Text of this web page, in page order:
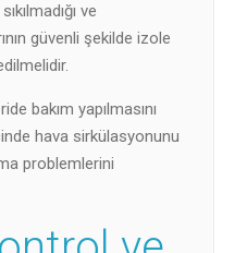
ve
güvenli şekilde izole
bakım yapılmasını
hava sirkülasyonunu
problemlerini